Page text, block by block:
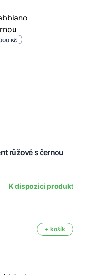
Kč
růžové s černou
K dispozici produkt
+ košík